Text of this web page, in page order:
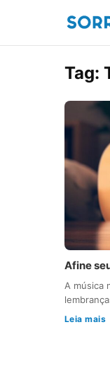
Tag:
Afine
A música
Leia mais